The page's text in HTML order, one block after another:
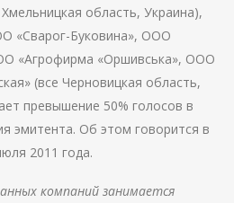
область, Украина),
«Сварог-Буковина», ООО
«Агрофирма «Оршивська», ООО
(все Черновицкая область,
превышение 50% голосов в
эмитента. Об этом говорится в
2011 года.
компаний занимается